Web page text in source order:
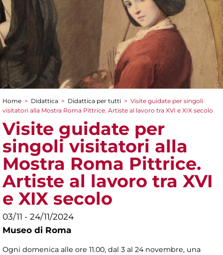
Tu sei qui
Home > Didattica > Didattica per tutti > Visite guidate per singoli
visitatori alla Mostra Roma Pittrice. Artiste al lavoro tra XVI e XIX secolo
Visite guidate per
singoli visitatori alla
Mostra Roma Pittrice.
Artiste al lavoro tra XVI
e XIX secolo
03/11 - 24/11/2024
Museo di Roma
Ogni domenica alle ore 11.00, dal 3 al 24 novembre, una